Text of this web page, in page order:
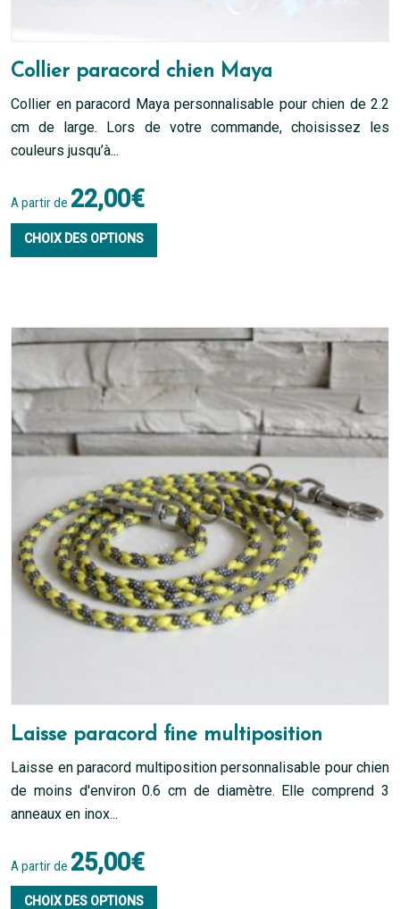
Collier paracord chien Maya
Collier en paracord Maya personnalisable pour chien de 2.2
cm de large. Lors de votre commande, choisissez les
couleurs jusqu’à...
A partir de 22,00€
CHOIX DES OPTIONS
variations.
options
peuvent
choisies
sur
la
page
du
produit
Laisse paracord fine multiposition
Laisse en paracord multiposition personnalisable pour chien
de moins d'environ 0.6 cm de diamètre. Elle comprend 3
anneaux en inox...
A partir de 25,00€
CHOIX DES OPTIONS